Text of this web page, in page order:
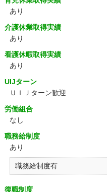
あり
介護休業取得実績
あり
看護休暇取得実績
あり
UIJターン
ＵＩＪターン歓迎
労働組合
なし
職務給制度
あり
職務給制度有
復職制度